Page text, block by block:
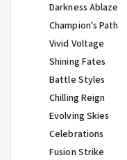
Darkness Ablaze
Champion's Path
Vivid Voltage
Shining Fates
Battle Styles
Chilling Reign
Evolving Skies
Celebrations
Fusion Strike